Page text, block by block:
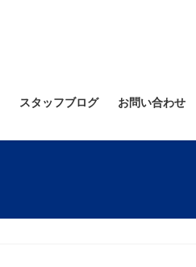
スタッフブログ お問い合わせ